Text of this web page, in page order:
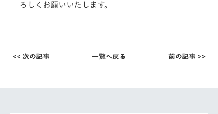
ろしくお願いいたします。
<< 次の記事 一覧へ戻る 前の記事 >>